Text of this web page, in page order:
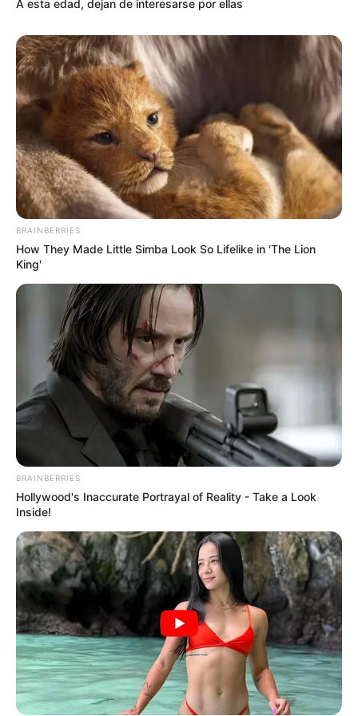
A esta edad, dejan de interesarse por ellas
BRAINBERRIES
How They Made Little Simba Look So Lifelike in 'The Lion
King'
BRAINBERRIES
Hollywood's Inaccurate Portrayal of Reality - Take a Look
Inside!